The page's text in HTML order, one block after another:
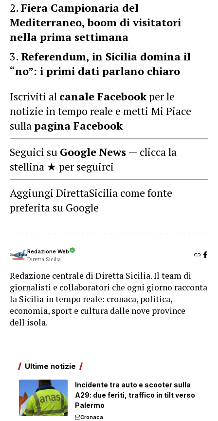
Fiera Campionaria del
Mediterraneo, boom di visitatori
nella prima settimana
Referendum, in Sicilia domina il
“no”: i primi dati parlano chiaro
Iscriviti al canale Facebookper le
notizie in tempo reale e metti Mi Piace
sullapagina Facebook
Seguici su Google News — clicca la
stellina ★ per seguirci
Aggiungi DirettaSicilia come fonte
preferita su Google
Redazione Web
Diretta Sicilia
Redazione centrale di Diretta Sicilia. Il team di
giornalisti e collaboratori che ogni giorno racconta
la Sicilia in tempo reale: cronaca, politica,
economia, sport e cultura dalle nove province
dell'isola.
Ultime notizie
Incidente tra auto e scooter sulla
A29: due feriti, traffico in tilt verso
Palermo
Cronaca